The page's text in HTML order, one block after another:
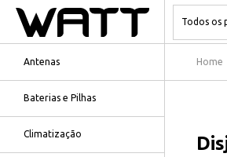
Antenas
Baterias e Pilhas
Climatização
Home